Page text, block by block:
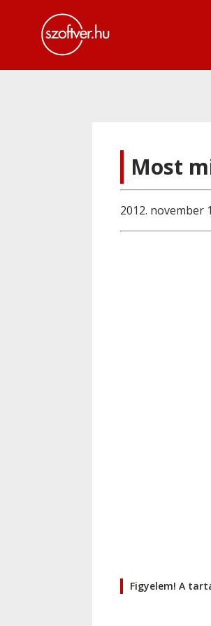
Most
2012. november
Figyelem! A